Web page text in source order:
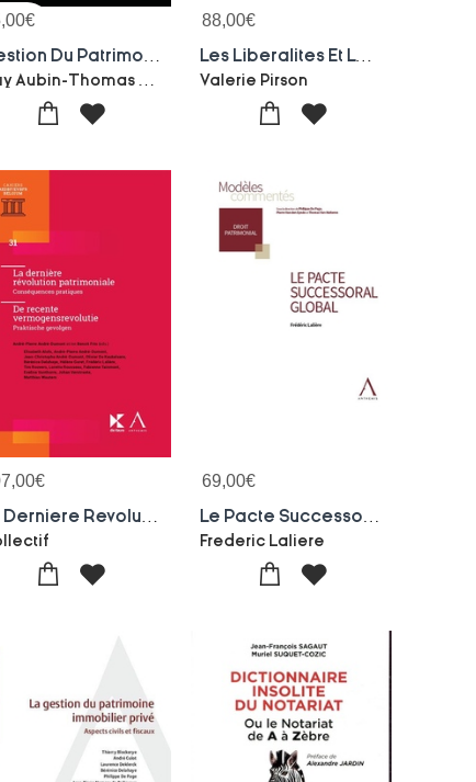
€ 88,00€
Les Liberalites Et Le Patrimoine
Valerie Pirson
€ 69,00€
Frederic Laliere